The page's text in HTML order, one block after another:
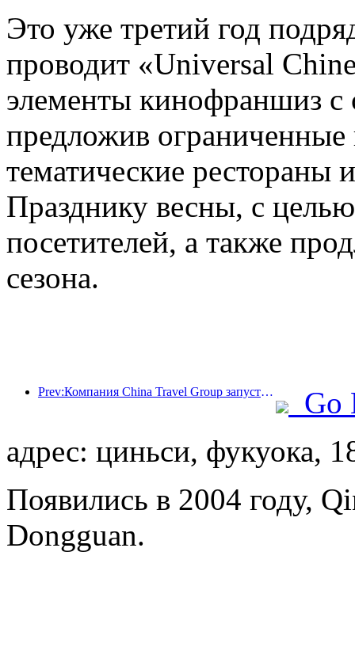
Это уже третий год
проводит «Universal
элементы кинофраншиз
предложив ограниченные
тематические
Празднику весны, с
посетителей, а также
сезона.
Prev:Компания China Travel Group запустила бренд 'China Travel Good Times' для расширения своего присутствия на рынке туризма для пожилых людей.
Go
адрес: циньси, фукуока,
Появились в 2004 году,
Dongguan.